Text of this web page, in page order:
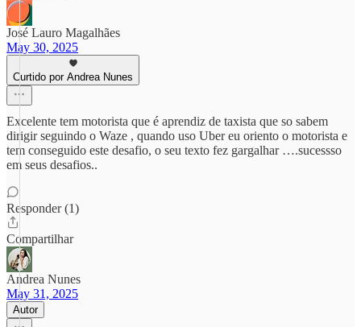
José Lauro Magalhães
May 30, 2025
Curtido por Andrea Nunes
Excelente tem motorista que é aprendiz de taxista que so sabem
dirigir seguindo o Waze , quando uso Uber eu oriento o motorista e
tem conseguido este desafio, o seu texto fez gargalhar ….sucessso
em seus desafios..
Responder (1)
Compartilhar
Andrea Nunes
May 31, 2025
Autor